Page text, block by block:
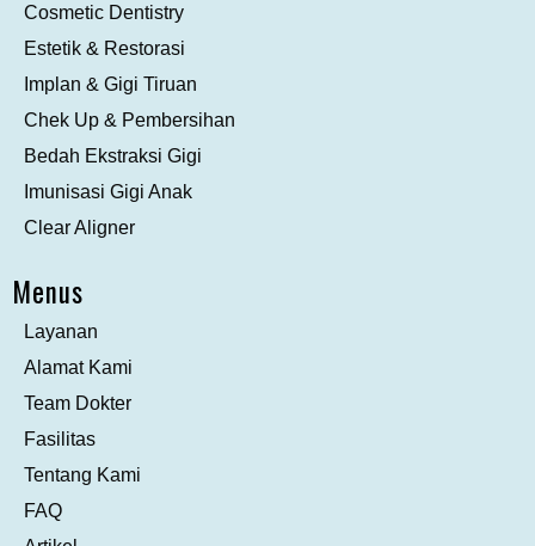
Cosmetic Dentistry
Estetik & Restorasi
Implan & Gigi Tiruan
Chek Up & Pembersihan
Bedah Ekstraksi Gigi
Imunisasi Gigi Anak
Clear Aligner
Menus
Layanan
Alamat Kami
Team Dokter
Fasilitas
Tentang Kami
FAQ